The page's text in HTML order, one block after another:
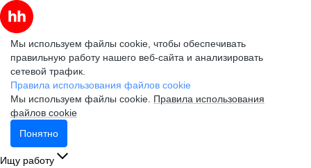
Мы используем файлы cookie, чтобы обеспечивать
правильную работу нашего веб-сайта и анализировать
сетевой трафик.
Правила использования файлов cookie
Мы используем файлы cookie. Правила использования
файлов cookie
Понятно
Ищу работу